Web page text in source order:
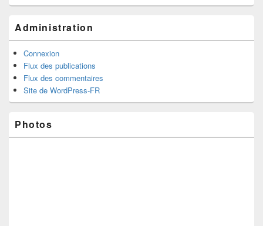
Administration
Connexion
Flux des publications
Flux des commentaires
Site de WordPress-FR
Photos